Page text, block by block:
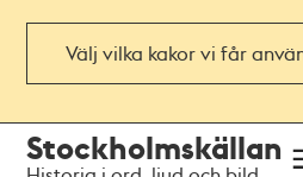
Välj vilka kakor vi får
navigationen
huvudinnehållet
Stockholmskällan